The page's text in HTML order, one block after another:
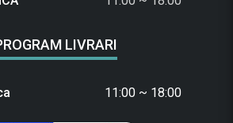
LIVRARI
11:00 ~ 18:00